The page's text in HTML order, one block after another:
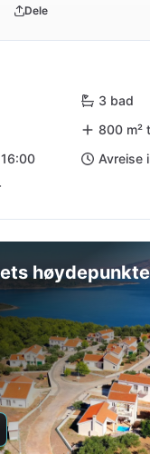
Dele
3 bad
800 m²
Avreise